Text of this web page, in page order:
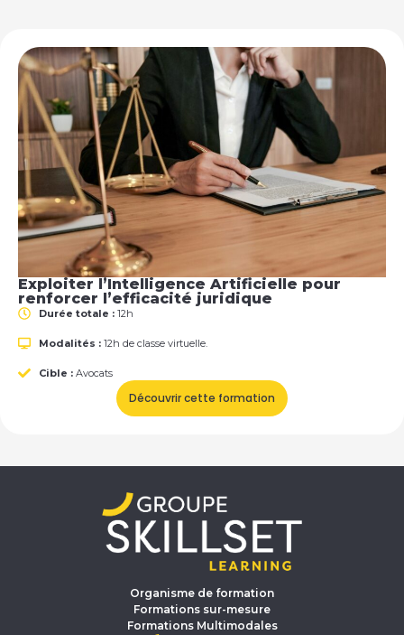
Exploiter l’Intelligence Artificielle pour
renforcer l’efficacité juridique
Durée totale : 12h
Modalités : 12h de classe virtuelle.
Cible : Avocats
Découvrir cette formation
Organisme de formation
Formations sur-mesure
Formations Multimodales